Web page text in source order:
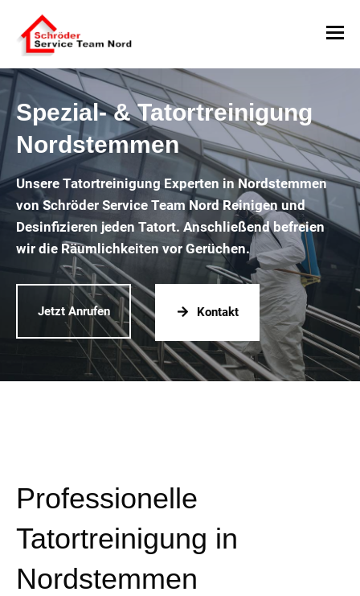
Spezial- & Tatortreinigung
Nordstemmen
Unsere Tatortreinigung Experten in Nordstemmen
von Schröder Service Team Nord Reinigen und
Desinfizieren jeden Tatort. Anschließend befreien
wir die Räumlichkeiten vor Gerüchen.
Jetzt Anrufen Kontakt
Professionelle
Tatortreinigung in
Nordstemmen